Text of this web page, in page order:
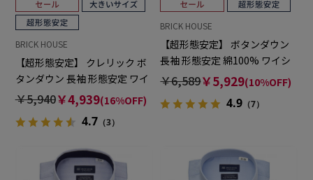
BRICK HOUSE
【超形態安定】 クレリック ボ
タンダウン 長袖 形態安定 ワイ
シャツ 大きいサイズ
￥5,940￥4,939(16%OFF)
4.7（3）
BRICK HOUSE
【超形態安定】 ボタンダウン
長袖 形態安定 綿100% ワイシ
ャツ
￥6,589￥5,929(10%OFF)
4.9 （7）